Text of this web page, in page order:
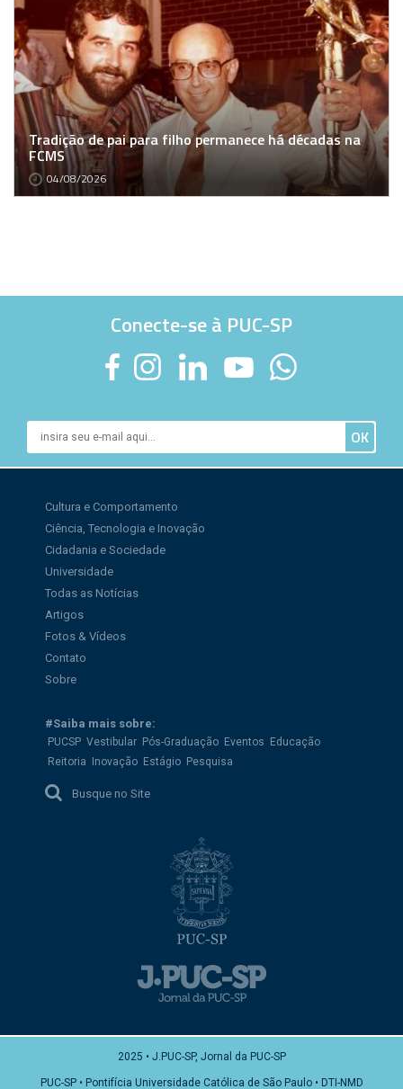
Tradição de pai para filho permanece há décadas na
FCMS
04/08/2026
Conecte-se à PUC-SP
Cultura e Comportamento
Ciência, Tecnologia e Inovação
Cidadania e Sociedade
Universidade
Todas as Notícias
Artigos
Fotos & Vídeos
Contato
Sobre
#Saiba mais sobre:
PUCSP Vestibular Pós-Graduação Eventos
Educação
Reitoria
Inovação Estágio Pesquisa
Busque no Site
2025 • J.PUC-SP, Jornal da PUC-SP
PUC-SP • Pontifícia Universidade Católica de São Paulo • DTI-NMD